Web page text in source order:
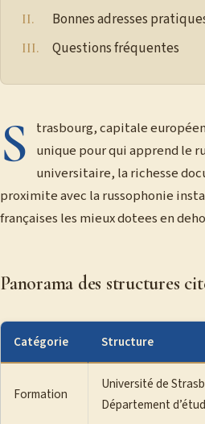
Bonnes adresses
Questions fréquentes
S trasbourg, capitale
unique pour qui apprend le
universitaire, la richesse
proximite avec la russophonie
françaises les mieux dotees en
Panorama des structures
Catégorie Structure
Formation
Université de
Département